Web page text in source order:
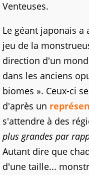
Venteuses.
Le géant japonais
jeu de la
direction d'un
dans les anciens
biomes ». Ceux-ci
d'après un
s'attendre à des
plus grandes par
Autant dire que
d'une taille...